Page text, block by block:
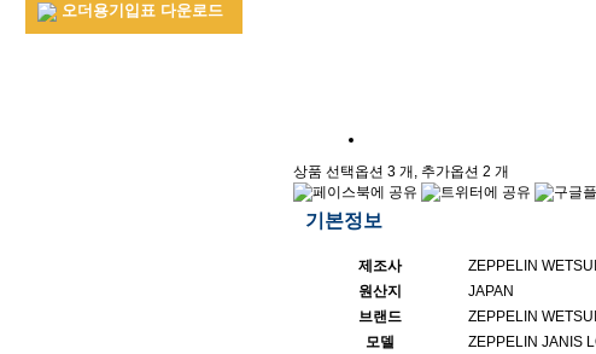
오더용기입표 다운로드
상품 선택옵션 3 개, 추가옵션 2 개
기본정보
제조사
ZEPPELIN
원산지
JAPAN
브랜드
ZEPPELIN
모델
ZEPPELIN JANIS